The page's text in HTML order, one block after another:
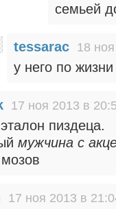
семьей
tessarac 18
у него по
17 ноя 2013 в
пиздеца.
мужчина с
17 ноя 2013 в